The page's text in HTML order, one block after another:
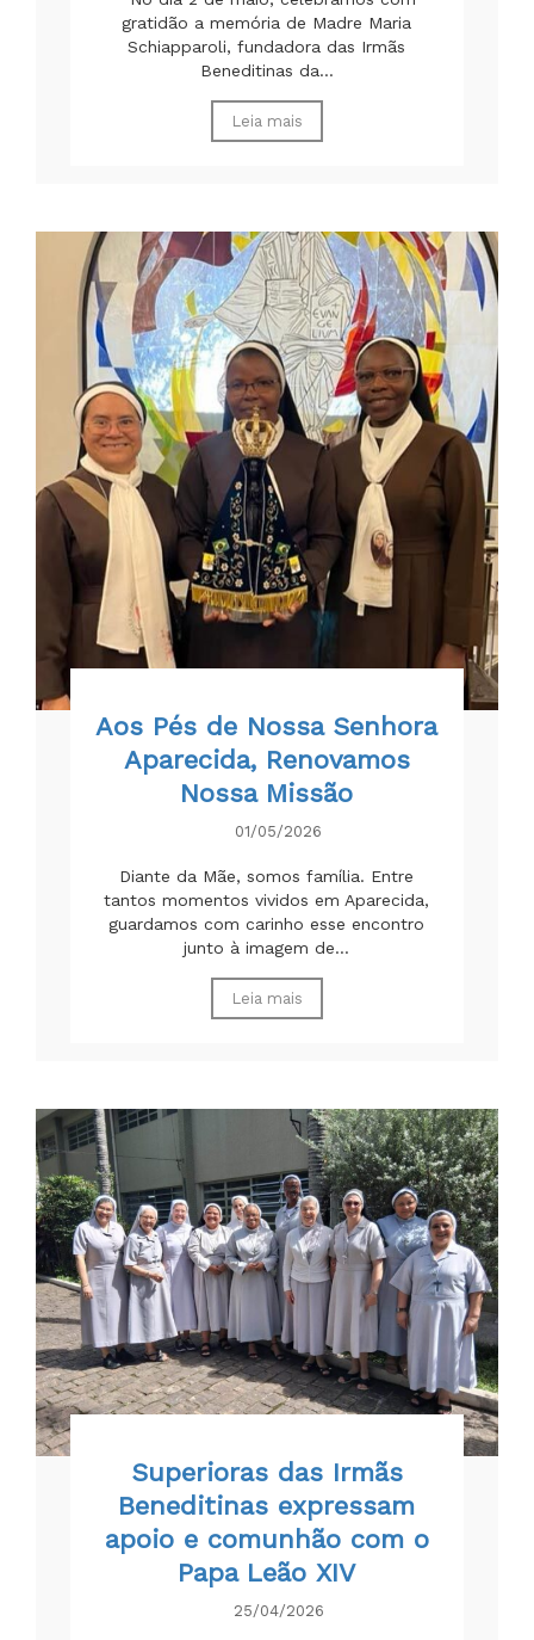
gratidão a memória de Madre Maria
Schiapparoli, fundadora das Irmãs
Beneditinas da...
Leia mais
Aos Pés de Nossa Senhora
Aparecida, Renovamos
Nossa Missão
01/05/2026
Diante da Mãe, somos família. Entre
tantos momentos vividos em Aparecida,
guardamos com carinho esse encontro
junto à imagem de...
Leia mais
Superioras das Irmãs
Beneditinas expressam
apoio e comunhão com o
Papa Leão XIV
25/04/2026